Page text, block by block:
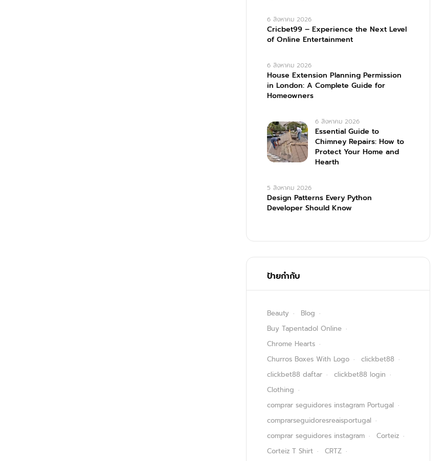
6 สิงหาคม 2026
Cricbet99 – Experience the Next Level
of Online Entertainment
6 สิงหาคม 2026
House Extension Planning Permission
in London: A Complete Guide for
Homeowners
6 สิงหาคม 2026
Essential Guide to
Chimney Repairs: How to
Protect Your Home and
Hearth
5 สิงหาคม 2026
Design Patterns Every Python
Developer Should Know
ป้ายกำกับ
Beauty
Blog
Buy Tapentadol Online
Chrome Hearts
Churros Boxes With Logo
clickbet88
clickbet88 daftar
clickbet88 login
Clothing
comprar seguidores instagram Portugal
comprarseguidoresreaisportugal
comprar seguidores instagram
Corteiz
Corteiz T Shirt
CRTZ